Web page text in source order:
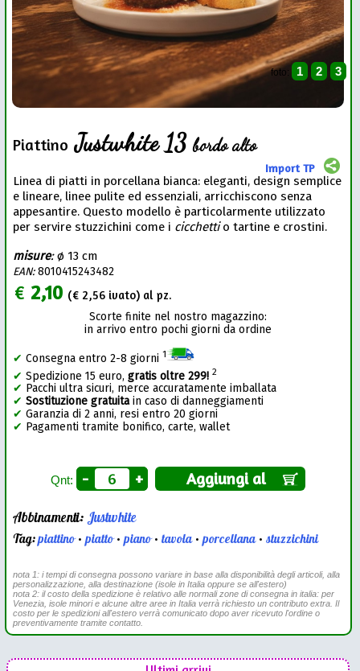
foto: 1 2 3
Piattino Justwhite 13bordo alto
Import TP
Linea di piatti in porcellana bianca: eleganti, design semplice
e lineare, linee pulite ed essenziali, arricchiscono senza
appesantire. Questo modello è particolarmente utilizzato
per servire stuzzichini come i cicchettio tartine e crostini.
misure:ø 13 cm
EAN:8010415243482
€ 2,10 (€ 2,56 ivato) al pz.
Scorte finite nel nostro magazzino:
in arrivo entro pochi giorni da ordine
✔ Consegna entro 2-8 giorni 1
✔ Spedizione 15 euro,gratis oltre 299! 2
✔ Pacchi ultra sicuri, merce accuratamente imballata
✔ Sostituzione gratuitain caso di danneggiamenti
✔ Garanzia di 2 anni, resi entro 20 giorni
✔ Pagamenti tramite bonifico, carte, wallet
Qnt: - + Aggiungi al
Abbinamenti:Justwhite
Tag:piattino•piatto•piano•tavola•porcellana•stuzzichini
nota 1: i tempi di consegna possono variare in base alla disponibilità degli articoli, alla
personalizzazione, alla destinazione (isole in Italia oppure se all'estero)
nota 2: il costo della spedizione è relativo alle normali zone di consegna in italia: per
Venezia, isole minori e alcune altre aree in Italia verrà richiesto un contributo extra. Il
costo per le spedizioni all'estero verrà comunicato dopo aver ricevuto l'ordine o
preventivamente tramite contatto.